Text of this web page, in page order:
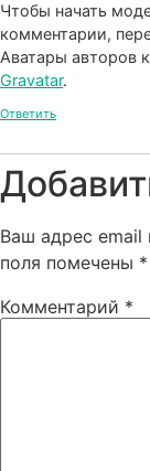
Чтобы начать
комментарии,
Аватары авторов
Gravatar.
Ответить
Ваш адрес email
поля помечены *
Комментарий *